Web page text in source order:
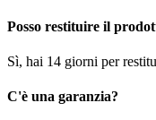
Posso restituire il
Sì, hai 14 giorni per
C'è una garanzia?